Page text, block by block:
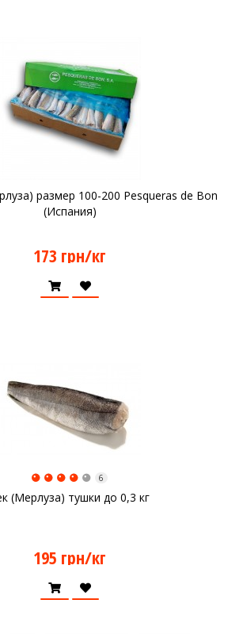
размер 100-200 Pesqueras de Bon
(Испания)
173 грн/кг
(Мерлуза) тушки до 0,3 кг
6
195 грн/кг